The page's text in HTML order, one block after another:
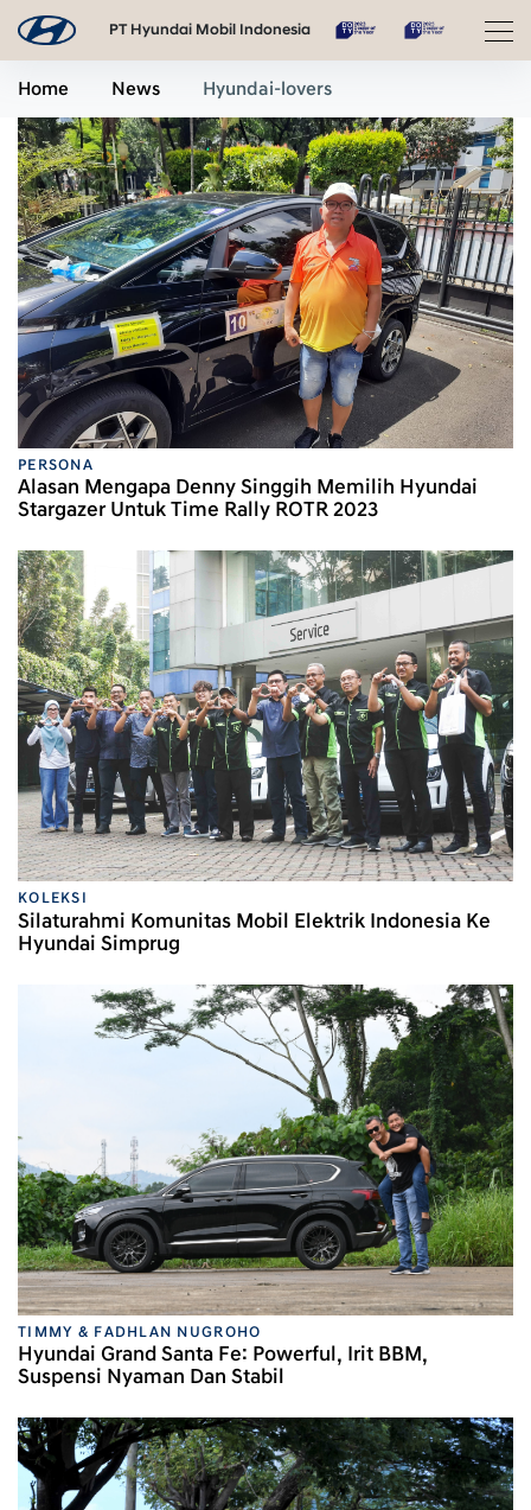
PT Hyundai Mobil Indonesia
Home News Hyundai-lovers
PERSONA
Alasan Mengapa Denny Singgih Memilih Hyundai
Stargazer Untuk Time Rally ROTR 2023
KOLEKSI
Silaturahmi Komunitas Mobil Elektrik Indonesia Ke
Hyundai Simprug
TIMMY & FADHLAN NUGROHO
Hyundai Grand Santa Fe: Powerful, Irit BBM,
Suspensi Nyaman Dan Stabil